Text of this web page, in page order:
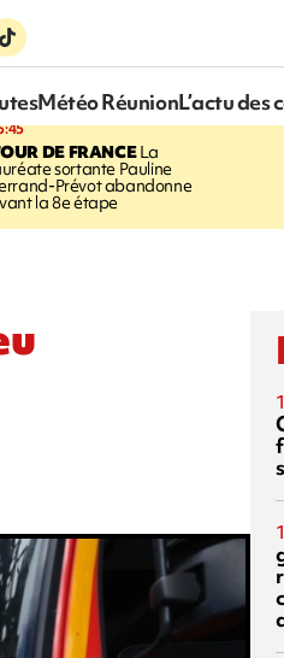
Météo RéunionL’actu des
DE FRANCELa
sortante Pauline
Prévot abandonne
la 8e étape